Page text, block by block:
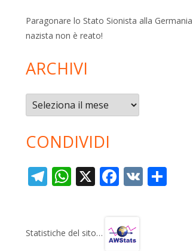
Paragonare lo Stato Sionista alla Germania
nazista non è reato!
ARCHIVI
Archivi
CONDIVIDI
T
gr
W
s
X F
b
V
Statistiche del sito…